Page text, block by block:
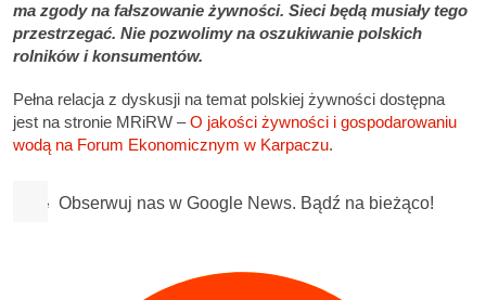
ma zgody na fałszowanie żywności. Sieci będą musiały tego
przestrzegać. Nie pozwolimy na oszukiwanie polskich
rolników i konsumentów.
Pełna relacja z dyskusji na temat polskiej żywności dostępna
jest na stronie MRiRW –O jakości żywności i gospodarowaniu
wodą na Forum Ekonomicznym w Karpaczu.
Obserwuj nas w Google News. Bądź na bieżąco!